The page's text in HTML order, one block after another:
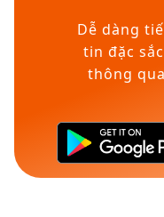
Dễ dàng
tin đặc
thông